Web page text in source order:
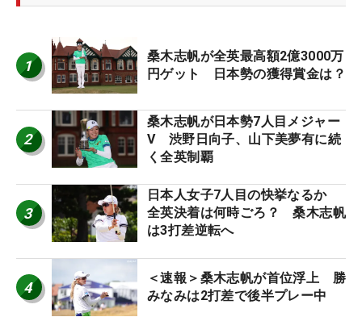
1
桑木志帆が全英最高額2億3000万
円ゲット 日本勢の獲得賞金は？
2
桑木志帆が日本勢7人目メジャー
V 渋野日向子、山下美夢有に続
く全英制覇
3
日本人女子7人目の快挙なるか
全英決着は何時ごろ？ 桑木志帆
は3打差逆転へ
4
＜速報＞桑木志帆が首位浮上 勝
みなみは2打差で後半プレー中